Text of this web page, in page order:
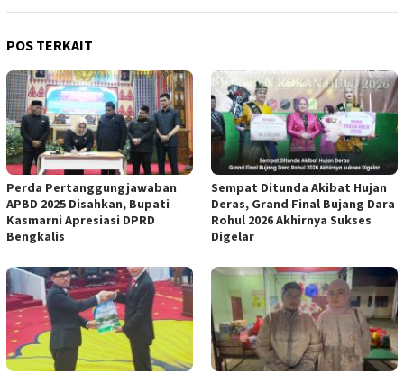
POS TERKAIT
Perda Pertanggungjawaban
APBD 2025 Disahkan, Bupati
Kasmarni Apresiasi DPRD
Bengkalis
Sempat Ditunda Akibat Hujan
Deras, Grand Final Bujang Dara
Rohul 2026 Akhirnya Sukses
Digelar